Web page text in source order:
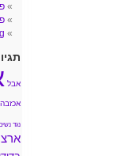
אבל
אכזבה
נגד